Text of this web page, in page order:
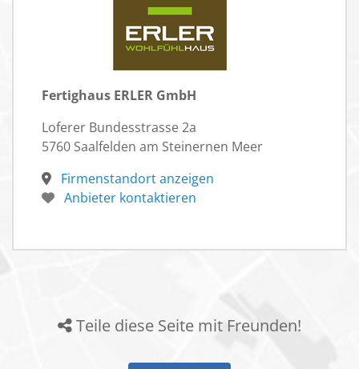
Fertighaus ERLER GmbH
Loferer Bundesstrasse 2a
5760 Saalfelden am Steinernen Meer
Firmenstandort anzeigen
Anbieter kontaktieren
Teile diese Seite mit Freunden!